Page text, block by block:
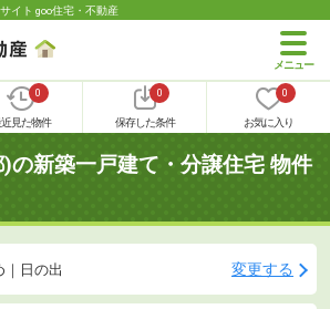
イト goo住宅・不動産
0
見た物件
0
保存した条件
0
お気に入り
の新築一戸建て・分譲住宅 物件
｜日の出 変更する